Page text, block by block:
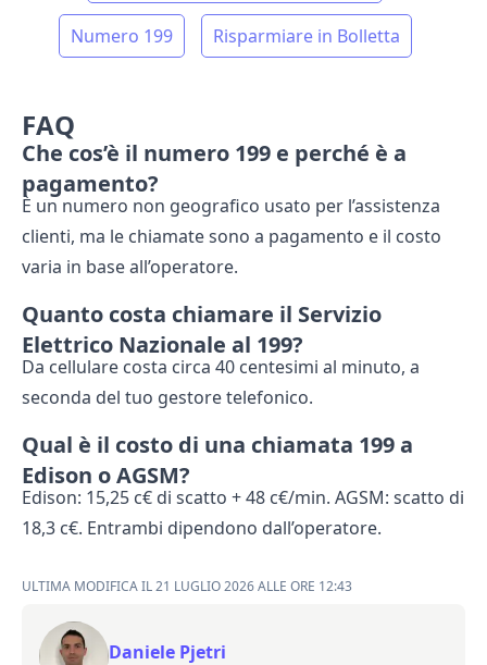
Numero 199 Risparmiare in Bolletta
FAQ
Che cos’è il numero 199 e perché è a
pagamento?
È un numero non geografico usato per l’assistenza
clienti, ma le chiamate sono a pagamento e il costo
varia in base all’operatore.
Quanto costa chiamare il Servizio
Elettrico Nazionale al 199?
Da cellulare costa circa 40 centesimi al minuto, a
seconda del tuo gestore telefonico.
Qual è il costo di una chiamata 199 a
Edison o AGSM?
Edison: 15,25 c€ di scatto + 48 c€/min. AGSM: scatto di
18,3 c€. Entrambi dipendono dall’operatore.
ULTIMA MODIFICA IL 21 LUGLIO 2026 ALLE ORE 12:43
Daniele Pjetri